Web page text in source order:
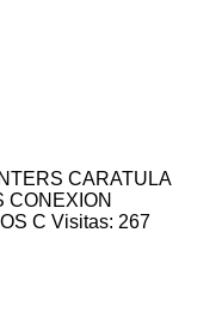
CARATULA
CONEXION
C Visitas: 267